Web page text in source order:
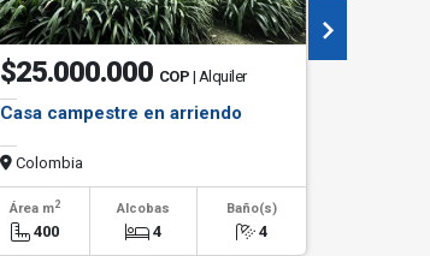
$25.000.000 COP | Alquiler
Casa campestre en arriendo
Colombia
Área m2
400
Alcobas
4
Baño(s)
4